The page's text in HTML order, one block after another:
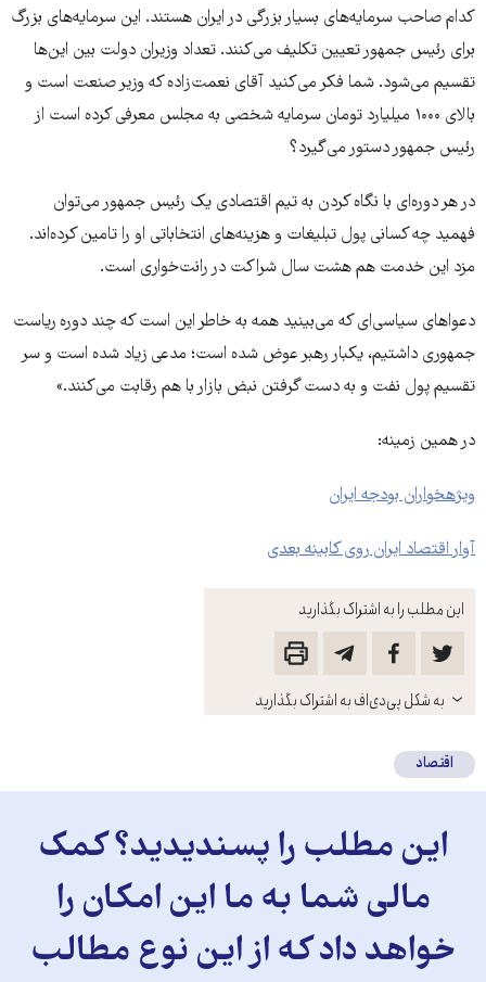
این مطلب را به اشتراک بگذارید
باز
کنید
به شکل پی‌دی‌اف به اشتراک بگذارید
کدام صاحب سرمایه‌های بسیار بزرگی در ایران هستند. این سرمایه‌های بزرگ
برای رئیس جمهور تعیین تکلیف می‌کنند. تعداد وزیران دولت بین این‌ها
تقسیم می‌شود. شما فکر می‌کنید آقای نعمت‌زاده که وزیر صنعت است و
بالای ۱۰۰۰ میلیارد تومان سرمایه شخصی به مجلس معرفی کرده است از
رئیس جمهور دستور می‌گیرد؟
در هر دوره‌ای با نگاه کردن به تیم اقتصادی یک رئیس جمهور می‌توان
فهمید چه کسانی پول تبلیغات و هزینه‌های انتخاباتی او را تامین کرده‌اند.
مزد این خدمت هم هشت سال شراکت در رانت‌خواری است.
دعواهای سیاسی‌ای که می‌بینید همه به خاطر این است که چند دوره ریاست
جمهوری داشتیم، یکبار رهبر عوض شده است؛ مدعی زیاد شده است و سر
تقسیم پول نفت و به دست گرفتن نبض بازار با هم رقابت می‌کنند.»
در همین زمینه:
ویژه‎خواران بودجه ایران
آوار اقتصاد ایران روی کابینه بعدی
اقتصاد
این مطلب را پسندیدید؟ کمک
مالی شما به ما این امکان را
خواهد داد که از این نوع مطالب